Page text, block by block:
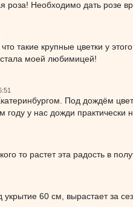
роза! Необходимо дать розе
такие крупные цветки у
моей любимицей!
Под дождём
году у нас дожди практически
то растет эта радость в
60 см, вырастает за